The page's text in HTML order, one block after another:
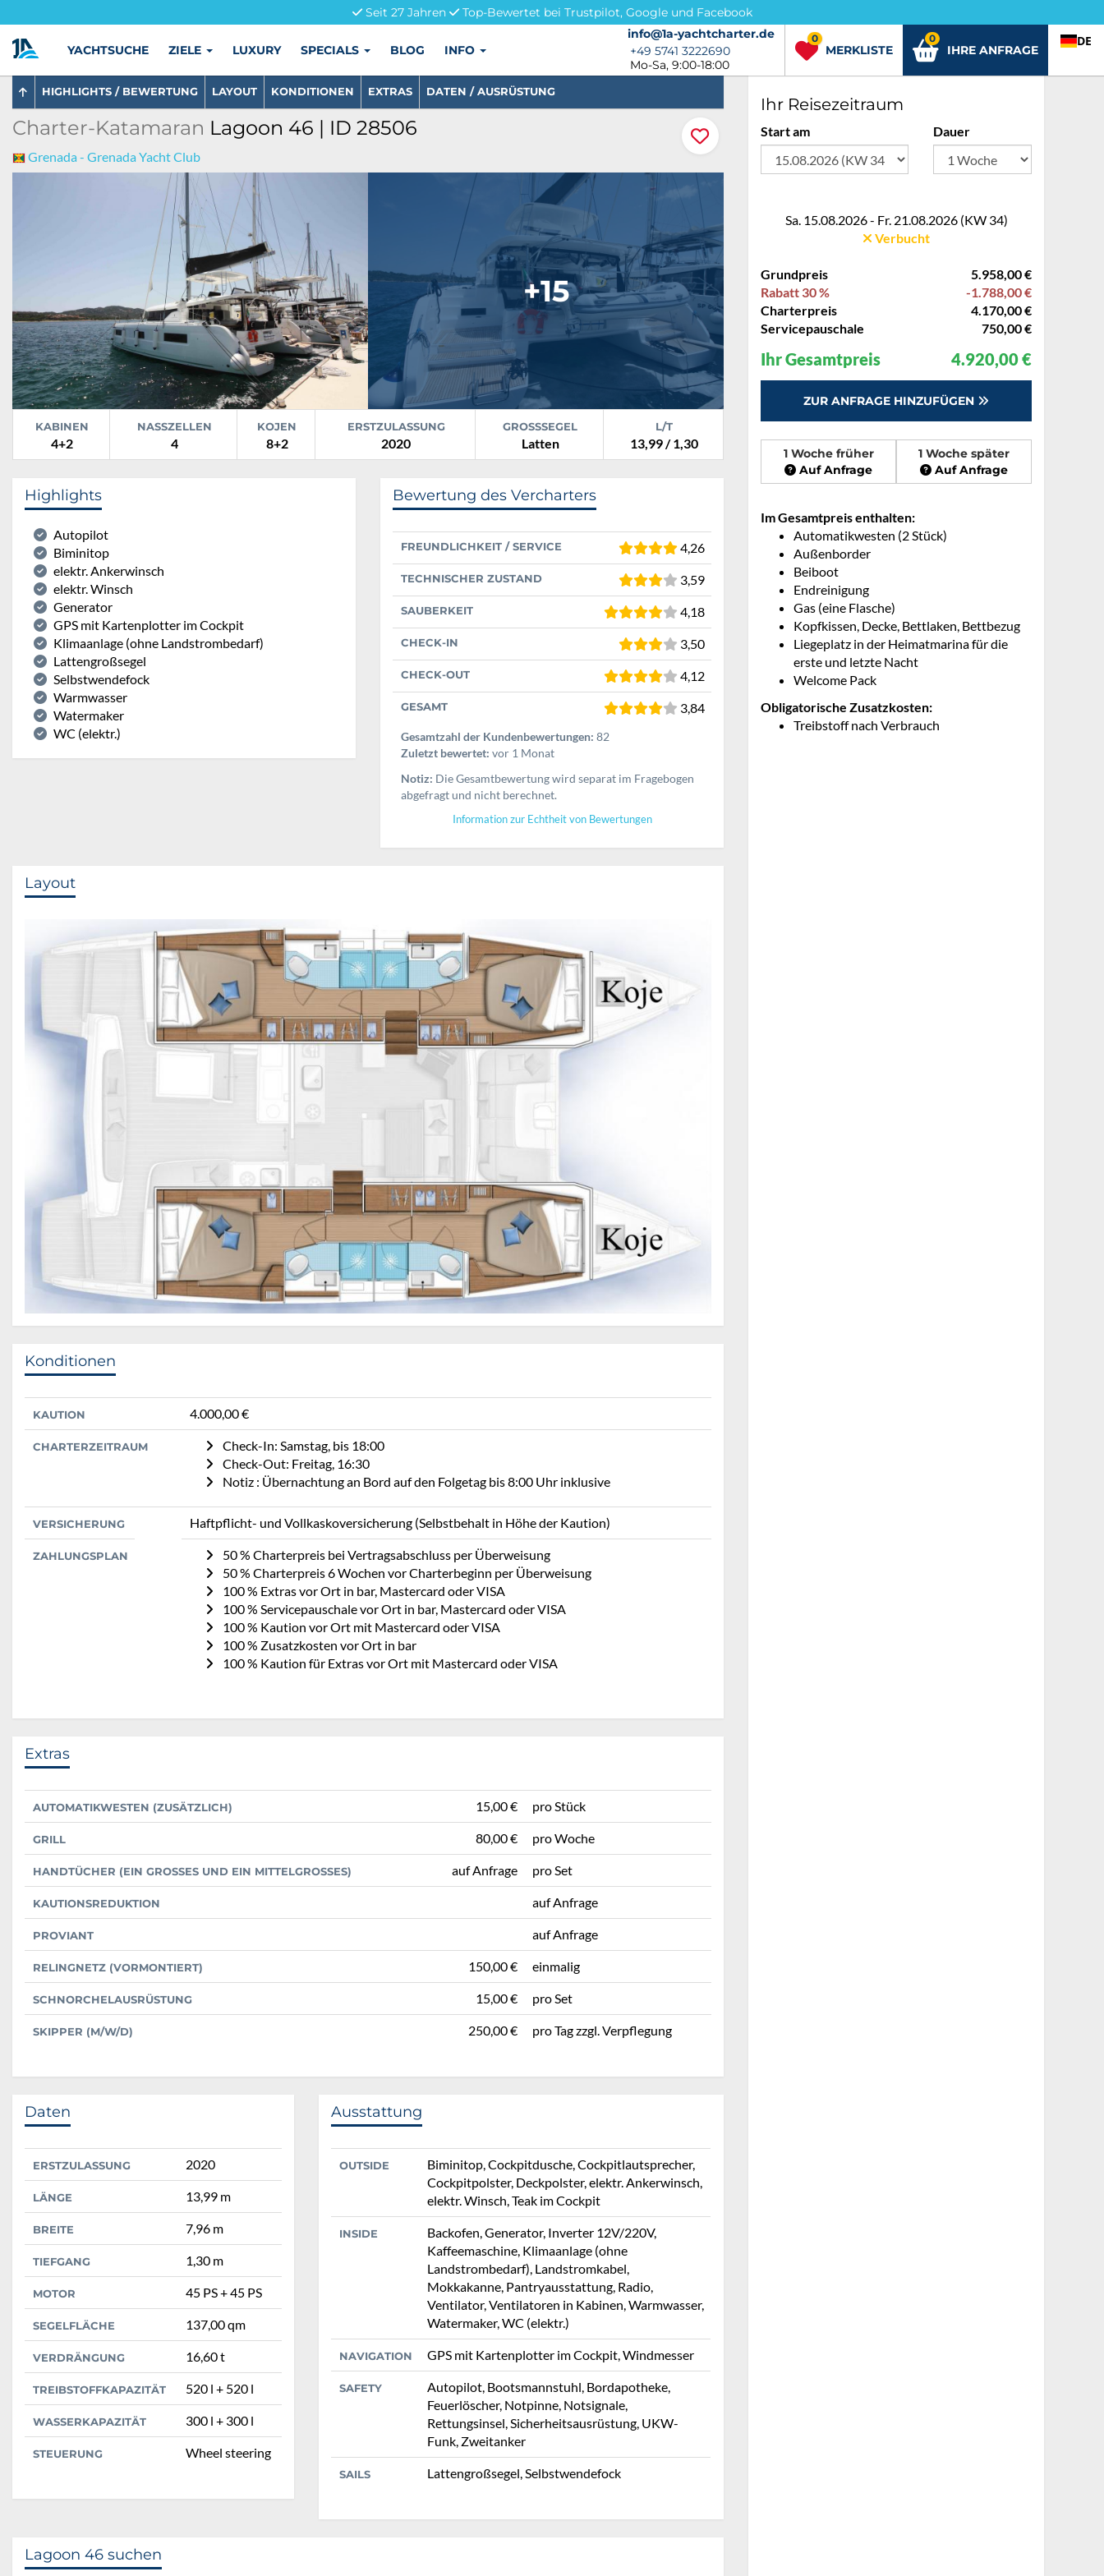
Seit 27 Jahren
Top-Bewertet bei Trustpilot, Google und Facebook
info@1a-yachtcharter.de
info@1a-yachtcharter.de
+49 5741 3222690
+49 5741 3222690
Mo-Sa, 9:00-18:00
MERKLISTE
0
IHRE ANFRAGE
0 DE
YACHTSUCHE ZIELE LUXURY SPECIALS BLOG INFO
HIGHLIGHTS / BEWERTUNG LAYOUT KONDITIONEN EXTRAS DATEN / AUSRÜSTUNG
Charter-Katamaran Lagoon 46 | ID 28506
Grenada - Grenada Yacht Club
+15
KABINEN
4+2
NASSZELLEN
4
KOJEN
8+2
ERSTZULASSUNG
2020
GROSSSEGEL
Latten
L/T
13,99 / 1,30
Highlights
Autopilot
Biminitop
elektr. Ankerwinsch
elektr. Winsch
Generator
GPS mit Kartenplotter im Cockpit
Klimaanlage (ohne Landstrombedarf)
Lattengroßsegel
Selbstwendefock
Warmwasser
Watermaker
WC (elektr.)
Bewertung des Vercharters
FREUNDLICHKEIT / SERVICE 4,26
TECHNISCHER ZUSTAND 3,59
SAUBERKEIT 4,18
CHECK-IN 3,50
CHECK-OUT 4,12
GESAMT 3,84
Gesamtzahl der Kundenbewertungen: 82
Zuletzt bewertet: vor 1 Monat
Notiz: Die Gesamtbewertung wird separat im Fragebogen
abgefragt und nicht berechnet.
Information zur Echtheit von Bewertungen
Layout
Konditionen
KAUTION 4.000,00 €
CHARTERZEITRAUM
Check-In: Samstag, bis 18:00
Check-Out: Freitag, 16:30
Notiz : Übernachtung an Bord auf den Folgetag bis 8:00 Uhr inklusive
VERSICHERUNG Haftpflicht- und Vollkaskoversicherung (Selbstbehalt in Höhe der Kaution)
ZAHLUNGSPLAN
50 % Charterpreis bei Vertragsabschluss per Überweisung
50 % Charterpreis 6 Wochen vor Charterbeginn per Überweisung
100 % Extras vor Ort in bar, Mastercard oder VISA
100 % Servicepauschale vor Ort in bar, Mastercard oder VISA
100 % Kaution vor Ort mit Mastercard oder VISA
100 % Zusatzkosten vor Ort in bar
100 % Kaution für Extras vor Ort mit Mastercard oder VISA
Extras
AUTOMATIKWESTEN (ZUSÄTZLICH) 15,00 € pro Stück
GRILL 80,00 € pro Woche
HANDTÜCHER (EIN GROSSES UND EIN MITTELGROSSES) auf Anfrage pro Set
KAUTIONSREDUKTION auf Anfrage
PROVIANT auf Anfrage
RELINGNETZ (VORMONTIERT) 150,00 € einmalig
SCHNORCHELAUSRÜSTUNG 15,00 € pro Set
SKIPPER (M/W/D) 250,00 € pro Tag zzgl. Verpflegung
Daten
ERSTZULASSUNG 2020
LÄNGE 13,99 m
BREITE 7,96 m
TIEFGANG 1,30 m
MOTOR 45 PS + 45 PS
SEGELFLÄCHE 137,00 qm
VERDRÄNGUNG 16,60 t
TREIBSTOFFKAPAZITÄT 520 l + 520 l
WASSERKAPAZITÄT 300 l + 300 l
STEUERUNG Wheel steering
Ausstattung
OUTSIDE
Biminitop, Cockpitdusche, Cockpitlautsprecher,
Cockpitpolster, Deckpolster, elektr. Ankerwinsch,
elektr. Winsch, Teak im Cockpit
INSIDE
Backofen, Generator, Inverter 12V/220V,
Kaffeemaschine, Klimaanlage (ohne
Landstrombedarf), Landstromkabel,
Mokkakanne, Pantryausstattung, Radio,
Ventilator, Ventilatoren in Kabinen, Warmwasser,
Watermaker, WC (elektr.)
NAVIGATION GPS mit Kartenplotter im Cockpit, Windmesser
SAFETY
Autopilot, Bootsmannstuhl, Bordapotheke,
Feuerlöscher, Notpinne, Notsignale,
Rettungsinsel, Sicherheitsausrüstung, UKW-
Funk, Zweitanker
SAILS Lattengroßsegel, Selbstwendefock
Lagoon 46 suchen
Ihr Reisezeitraum
Start am Dauer
Sa. 15.08.2026 - Fr. 21.08.2026 (KW 34)
Verbucht
Grundpreis
5.958,00 €
Rabatt 30 %
-1.788,00 €
Charterpreis
4.170,00 €
Servicepauschale
750,00 €
Ihr Gesamtpreis 4.920,00 €
ZUR ANFRAGE HINZUFÜGEN
1 Woche früher
Auf Anfrage
1 Woche später
Auf Anfrage
Im Gesamtpreis enthalten:
Automatikwesten (2 Stück)
Außenborder
Beiboot
Endreinigung
Gas (eine Flasche)
Kopfkissen, Decke, Bettlaken, Bettbezug
Liegeplatz in der Heimatmarina für die
erste und letzte Nacht
Welcome Pack
Obligatorische Zusatzkosten:
Treibstoff nach Verbrauch